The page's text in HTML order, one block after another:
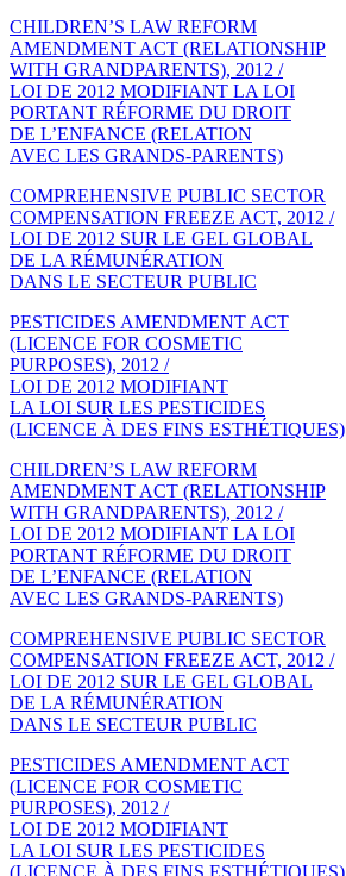
CHILDREN’S LAW REFORM
AMENDMENT ACT (RELATIONSHIP
WITH GRANDPARENTS), 2012 /
LOI DE 2012 MODIFIANT LA LOI
PORTANT RÉFORME DU DROIT
DE L’ENFANCE (RELATION
AVEC LES GRANDS-PARENTS)
COMPREHENSIVE PUBLIC SECTOR
COMPENSATION FREEZE ACT, 2012 /
LOI DE 2012 SUR LE GEL GLOBAL
DE LA RÉMUNÉRATION
DANS LE SECTEUR PUBLIC
PESTICIDES AMENDMENT ACT
(LICENCE FOR COSMETIC
PURPOSES), 2012 /
LOI DE 2012 MODIFIANT
LA LOI SUR LES PESTICIDES
(LICENCE À DES FINS ESTHÉTIQUES)
CHILDREN’S LAW REFORM
AMENDMENT ACT (RELATIONSHIP
WITH GRANDPARENTS), 2012 /
LOI DE 2012 MODIFIANT LA LOI
PORTANT RÉFORME DU DROIT
DE L’ENFANCE (RELATION
AVEC LES GRANDS-PARENTS)
COMPREHENSIVE PUBLIC SECTOR
COMPENSATION FREEZE ACT, 2012 /
LOI DE 2012 SUR LE GEL GLOBAL
DE LA RÉMUNÉRATION
DANS LE SECTEUR PUBLIC
PESTICIDES AMENDMENT ACT
(LICENCE FOR COSMETIC
PURPOSES), 2012 /
LOI DE 2012 MODIFIANT
LA LOI SUR LES PESTICIDES
(LICENCE À DES FINS ESTHÉTIQUES)